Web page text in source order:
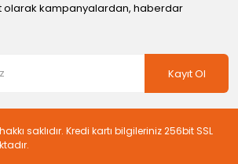
olarak kampanyalardan, haberdar
Kayıt Ol
saklıdır. Kredi kartı bilgileriniz 256bit SSL